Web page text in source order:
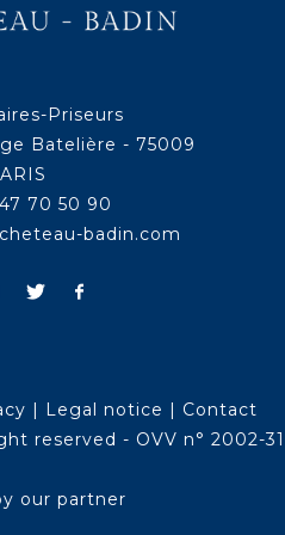
Priseurs
Batelière - 75009
70 50 90
badin.com
| Legal notice | Contact
reserved - OVV n° 2002-
our partner